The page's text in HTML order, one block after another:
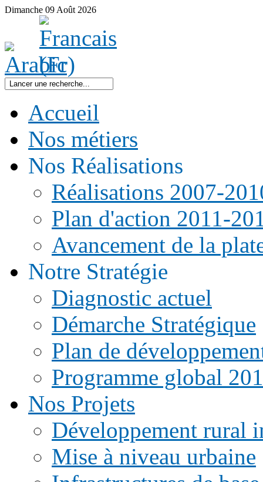
Dimanche 09 Août 2026
Accueil
Nos métiers
Nos Réalisations
Réalisations 2007-
Plan d'action 2011-
Avancement de la
Notre Stratégie
Diagnostic actuel
Démarche Stratégique
Plan de
Programme global
Nos Projets
Développement rural
Mise à niveau urbaine